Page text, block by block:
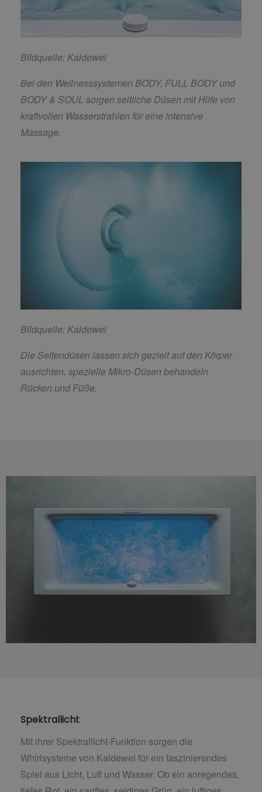
Bildquelle: Kaldewei
Bei den Wellnesssystemen BODY, FULL BODY und
BODY & SOUL sorgen seitliche Düsen mit Hilfe von
kraftvollen Wasserstrahlen für eine intensive
Massage.
Bildquelle: Kaldewei
Die Seitendüsen lassen sich gezielt auf den Körper
ausrichten, spezielle Mikro-Düsen behandeln
Rücken und Füße.
Spektrallicht
Mit ihrer Spektrallicht-Funktion sorgen die
Whirlsysteme von Kaldewei für ein faszinierendes
Spiel aus Licht, Luft und Wasser. Ob ein anregendes,